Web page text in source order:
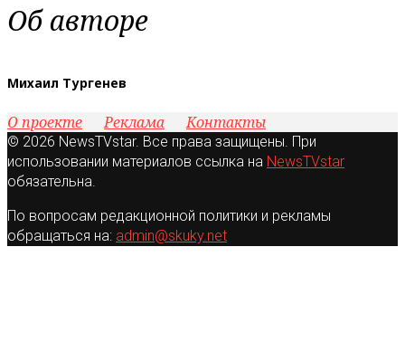
Об авторе
Михаил Тургенев
О проекте Реклама Контакты
© 2026 NewsTVstar. Все права защищены. При
использовании материалов ссылка на NewsTVstar
обязательна.
По вопросам редакционной политики и рекламы
обращаться на: admin@skuky.net